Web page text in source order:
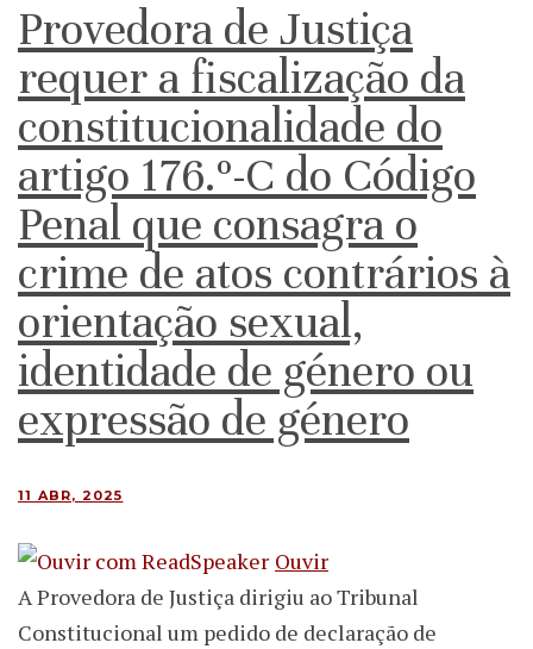
Provedora de Justiça
requer a fiscalização da
constitucionalidade do
artigo 176.º-C do Código
Penal que consagra o
crime de atos contrários à
orientação sexual,
identidade de género ou
expressão de género
11 ABR, 2025
Ouvir
A Provedora de Justiça dirigiu ao Tribunal
Constitucional um pedido de declaração de